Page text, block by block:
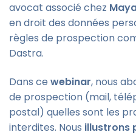
avocat associé chez
en droit des données
règles de prospection
Dastra.
Dans ce webinar, nous
de prospection (mail,
postal) quelles sont les
interdites. Nous illustrons